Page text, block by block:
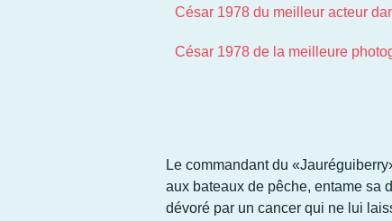
César 1978 du meilleur acteur
César 1978 de la meilleure
Le commandant du
aux bateaux de pêche, entame sa
dévoré par un cancer qui ne lui